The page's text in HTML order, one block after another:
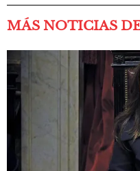
MÁS NOTICIAS